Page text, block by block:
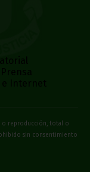
o reproducción, total o
sin consentimiento